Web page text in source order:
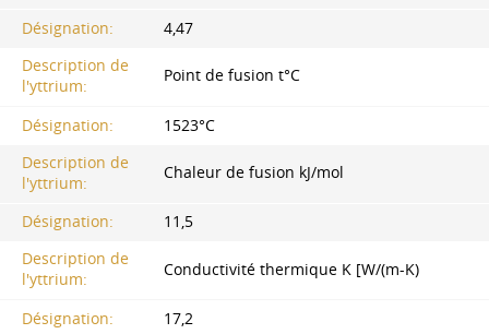
Désignation:
4,47
Description de
l'yttrium:
Point de fusion t°C
Désignation:
1523°С
Description de
l'yttrium:
Chaleur de fusion kJ/mol
Désignation:
11,5
Description de
l'yttrium:
Conductivité thermique K [W/(m-K)
Désignation:
17,2